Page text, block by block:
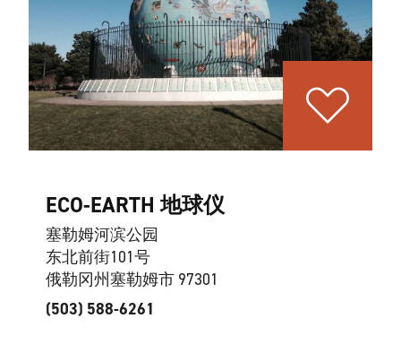
ECO-EARTH 地球仪
塞勒姆河滨公园
东北前街101号
俄勒冈州塞勒姆市 97301
(503) 588-6261